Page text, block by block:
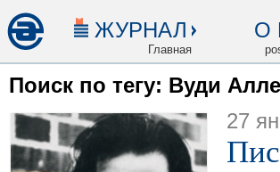
ЖУРНАЛ
Главная
О
Поиск по тегу: Вуди
27